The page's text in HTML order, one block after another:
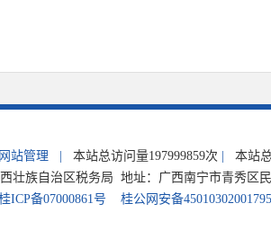
网站管理 本站总访问量197999859次 本站
壮族自治区税务局 地址：广西南宁市青秀区
ICP备07000861号 桂公网安备